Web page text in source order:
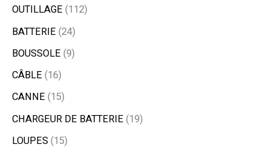
OUTILLAGE 112
BATTERIE 24
BOUSSOLE 9
CÂBLE 16
CANNE 15
CHARGEUR DE BATTERIE 19
LOUPES 15